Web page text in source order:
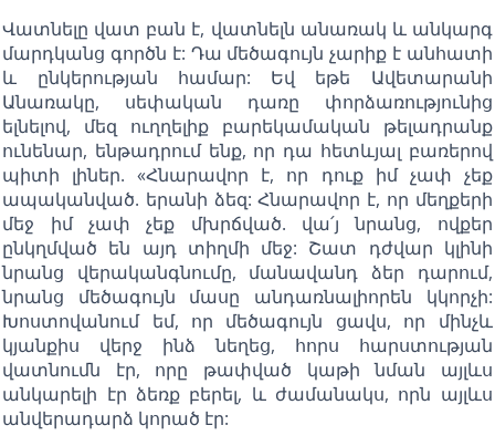
Վատնելը վատ բան է, վատնելն անառակ և անկարգ
մարդկանց գործն է: Դա մեծագույն չարիք է անհատի
և ընկերության համար: Եվ եթե Ավետարանի
Անառակը, սեփական դառը փորձառությունից
ելնելով, մեզ ուղղելիք բարեկամական թելադրանք
ունենար, ենթադրում ենք, որ դա հետևյալ բառերով
պիտի լիներ. «Հնարավոր է, որ դուք իմ չափ չեք
ապականված. երանի ձեզ: Հնարավոր է, որ մեղքերի
մեջ իմ չափ չեք մխրճված. վա՛յ նրանց, ովքեր
ընկղմված են այդ տիղմի մեջ: Շատ դժվար կլինի
նրանց վերականգնումը, մանավանդ ձեր դարում,
նրանց մեծագույն մասը անդառնալիորեն կկորչի:
Խոստովանում եմ, որ մեծագույն ցավս, որ մինչև
կյանքիս վերջ ինձ նեղեց, հորս հարստության
վատնումն էր, որը թափված կաթի նման այլևս
անկարելի էր ձեռք բերել, և ժամանակս, որն այլևս
անվերադարձ կորած էր: